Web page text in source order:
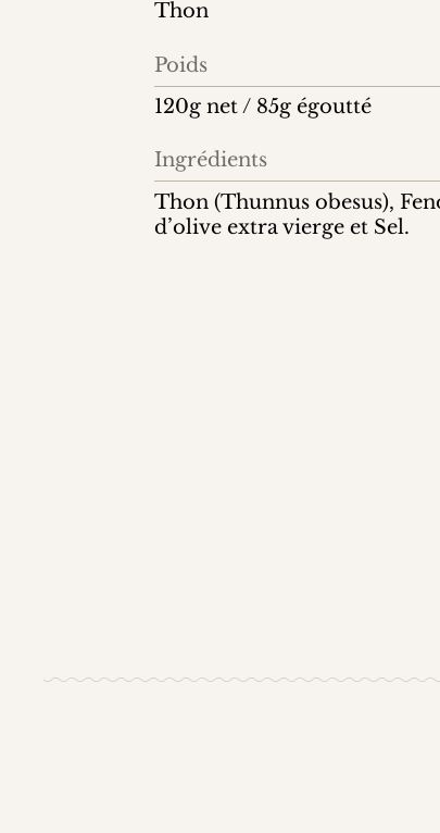
Thon
Poids
120g net / 85g égoutté
Ingrédients
Thon (Thunnus obesus),
d’olive extra vierge et Sel.